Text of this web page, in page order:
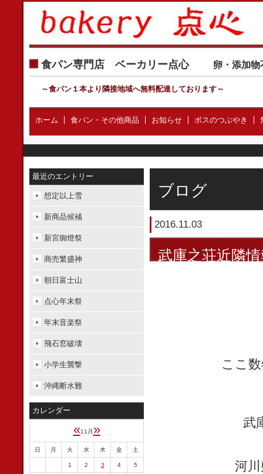
食パン専門店 ベーカリー点心 卵・添加
～食パン１本より隣接地域へ無料配達しております～
ホーム 食パン・その他商品 お知らせ ボスのつぶやき
ブログ
2016.11.03
武庫之荘近隣
ここ
武
河
最近のエントリー
想定以上雪
新商品候補
新宮御燈祭
商売繁盛神
朝日富士山
点心年末祭
年末音楽祭
飛石窓破壊
小学生襲撃
沖縄断水難
カレンダー
«11月 »
日 月 火 水 木 金 土
1 2 3 4 5